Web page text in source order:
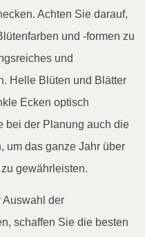
Achten Sie darauf,
und -formen zu
und
Helle Blüten und Blätter
Ecken optisch
bei der Planung auch die
um das ganze Jahr über
gewährleisten.
Auswahl der
schaffen Sie die besten